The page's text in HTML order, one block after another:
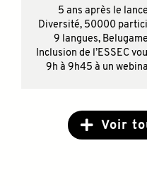
5 ans après le
Diversité, 50000
9 langues,
Inclusion de l’ESSEC
9h à 9h45 à un
Voir